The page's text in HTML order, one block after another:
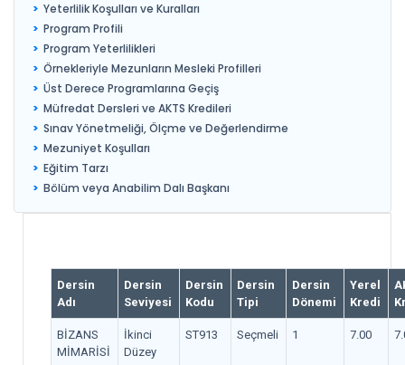
Yeterlilik Koşulları ve Kuralları
Program Profili
Program Yeterlilikleri
Örnekleriyle Mezunların Mesleki Profilleri
Üst Derece Programlarına Geçiş
Müfredat Dersleri ve AKTS Kredileri
Sınav Yönetmeliği, Ölçme ve Değerlendirme
Mezuniyet Koşulları
Eğitim Tarzı
Bölüm veya Anabilim Dalı Başkanı
Dersin
Adı
Dersin
Seviyesi
Dersin
Kodu
Dersin
Tipi
Dersin
Dönemi
Yerel
Kredi
BİZANS
MİMARİSİ
İkinci
Düzey
ST913 Seçmeli 1 7.00